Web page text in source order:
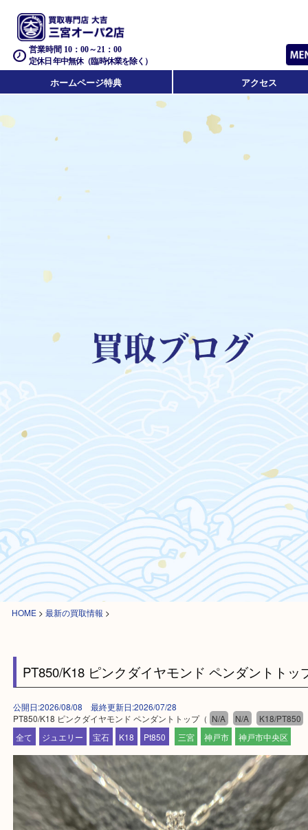
営業時間 10：00～21：00
定休日 年中無休（臨時休業を除く）
ホームページ特典 アクセス
HOME
PT850/K18 ピンクダイヤモンド ペンダント
公開日:2026/08/08 最終更新日:2026/07/28
PT850/K18 ピンクダイヤモンド ペンダントトップ（ N/A N/A
K18/
全て
ジュエリー 宝石 K18 Pt850 三宮 神戸市 神戸市中央